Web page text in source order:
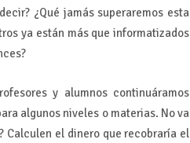
¿Qué jamás superaremos esta
ya están más que informatizados
y alumnos continuáramos
algunos niveles o materias. No va
Calculen el dinero que recobraría el